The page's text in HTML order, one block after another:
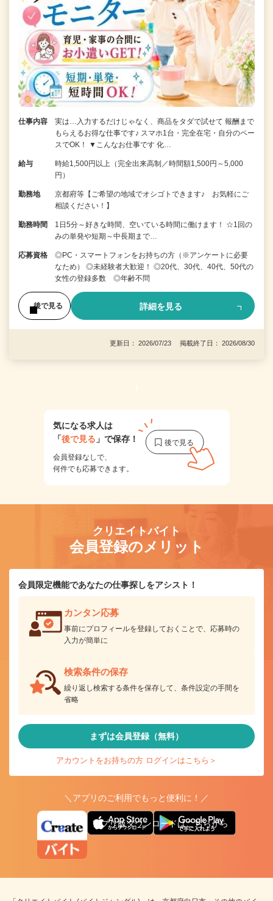
仕事内容
実は…入力するだけじゃなく、商品をタダで試せて 報酬まで
もらえるお得な仕事です♪ スマホ1台・完全在宅・自分のペー
スでOK！ ▼こんなお仕事です 化…
給与
時給1,500円以上（完全出来高制／時間額1,500円～5,000
円）
勤務地
京都府等【ご希望の地域でオシゴトできます♪ お気軽にご
相談ください！】
勤務時間
1日5分～好きな時間、空いている時間に働けます！ ☆1回の
みの単発や短期～中長期まで…
応募資格
◎PC・スマートフォンをお持ちの方（※アンケートに必要
なため） ◎未経験者大歓迎！ ◎20代、30代、40代、50代の
女性の登録多数 ◎年齢不問
後で見る 詳細を見る
更新日： 2026/07/23 掲載終了日： 2026/08/30
1
気になる求人は
「後で見る 」で保存！
会員登録なしで、
何件でも応募できます。
クリエイトバイト
会員登録のメリット
会員限定機能であなたの仕事探しをアシスト！
カンタン応募
事前にプロフィールを登録しておくことで、応募時の
入力が簡単に
検索条件の保存
繰り返し検索する条件を保存して、条件設定の手間を
省略
まずは会員登録（無料）
アカウントをお持ちの方 ログインはこちら＞
＼アプリのご利用でもっと便利に！／
アプリ版ダウンロードはこちらから